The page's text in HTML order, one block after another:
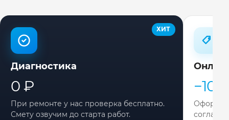
ХИТ
Диагностика
0 ₽
При ремонте у нас проверка бесплатно.
Смету озвучим до старта работ.
−10%